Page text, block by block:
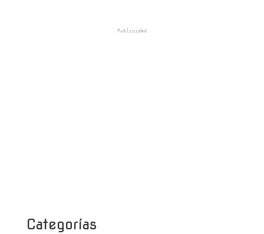
Publicidad
Categorías